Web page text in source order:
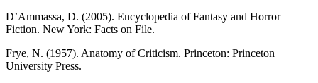
D’Ammassa, D. (2005). Encyclopedia of Fantasy and Horror
Fiction. New York: Facts on File.
Frye, N. (1957). Anatomy of Criticism. Princeton: Princeton
University Press.